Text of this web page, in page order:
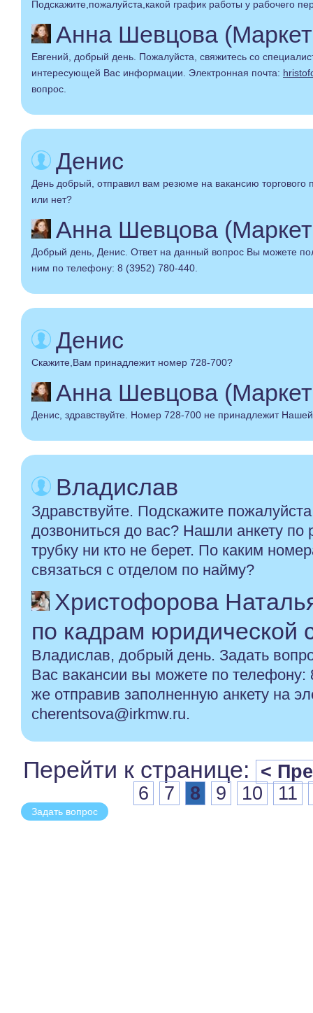
Подскажите,пожалуйста,какой график работы у рабочего
Анна Шевцова
Евгений, добрый день. Пожалуйста, свяжитесь со
интересующей Вас информации. Электронная почта:
вопрос.
Денис
День добрый, отправил вам резюме на вакансию торгового
или нет?
Анна Шевцова
Добрый день, Денис. Ответ на данный вопрос Вы можете
ним по телефону: 8 (3952) 780-440.
Денис
Скажите,Вам принадлежит номер 728-700?
Анна Шевцова
Денис, здравствуйте. Номер 728-700 не принадлежит
Владислав
Здравствуйте. Подскажите
дозвониться до вас? Нашли анкету по
трубку ни кто не берет. По каким
связаться с отделом по найму?
Христофорова
по кадрам юридической
Владислав, добрый день. Задать
Вас вакансии вы можете по телефону:
же отправив заполненную анкету на
cherentsova@irkmw.ru.
Перейти к странице:
<
6
7 8 9 10 11
Задать вопрос